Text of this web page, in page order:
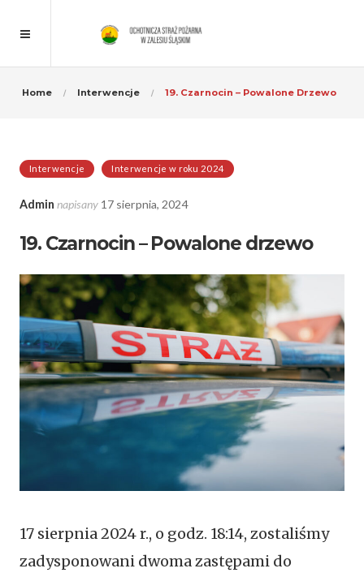
Home Interwencje 19. Czarnocin – Powalone Drzewo
Interwencje Interwencje w roku 2024
Admin napisany 17 sierpnia, 2024
19. Czarnocin – Powalone drzewo
17 sierpnia 2024 r., o godz. 18:14, zostaliśmy
zadysponowani dwoma zastępami do